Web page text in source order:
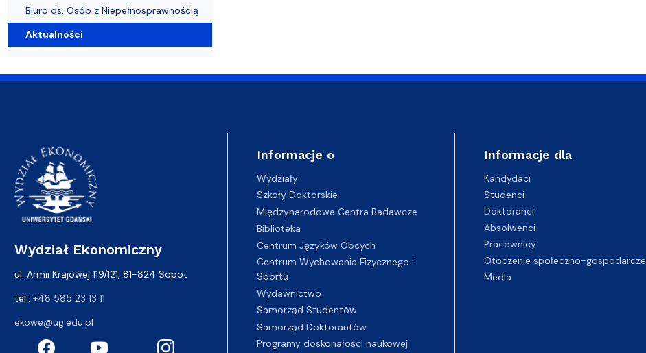
Biuro ds. Osób z Niepełnosprawnością
Aktualności
Wydział Ekonomiczny
ul. Armii Krajowej 119/121, 81-824 Sopot
tel.: +48 585 23 13 11
ekowe@ug.edu.pl
Informacje o
Wydziały
Szkoły Doktorskie
Międzynarodowe Centra Badawcze
Biblioteka
Centrum Języków Obcych
Centrum Wychowania Fizycznego i
Sportu
Wydawnictwo
Samorząd Studentów
Samorząd Doktorantów
Programy doskonałości naukowej
Informacje dla
Kandydaci
Studenci
Doktoranci
Absolwenci
Pracownicy
Otoczenie społeczno-gospodarcze
Media